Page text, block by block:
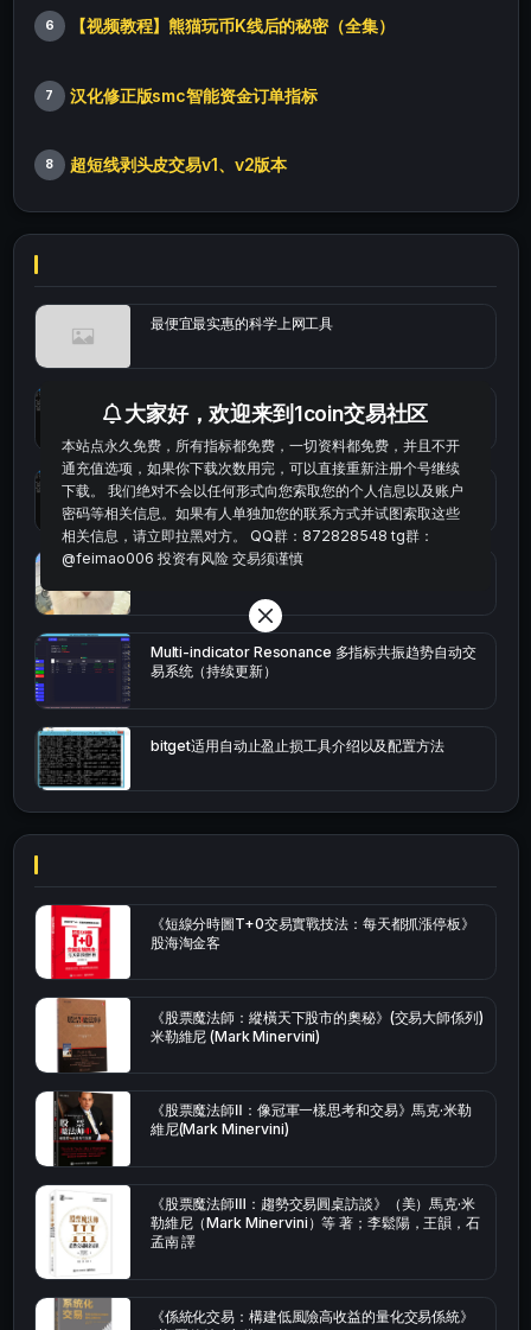
6 【视频教程】熊猫玩币K线后的秘密（全集）
7 汉化修正版smc智能资金订单指标
8 超短线剥头皮交易v1、v2版本
最便宜最实惠的科学上网工具
统计涨跌幅的python代码
okx的短线量化的免费版本
bybit安卓端
Multi-indicator Resonance 多指标共振趋势自动交
易系统（持续更新）
bitget适用自动止盈止损工具介绍以及配置方法
《短線分時圖T+0交易實戰技法：每天都抓漲停板》
股海淘金客
《股票魔法師：縱橫天下股市的奧秘》(交易大師係列)
米勒維尼 (Mark Minervini)
《股票魔法師Ⅱ：像冠軍一樣思考和交易》馬克·米勒
維尼(Mark Minervini)
《股票魔法師Ⅲ：趨勢交易圓桌訪談》（美）馬克·米
勒維尼（Mark Minervini）等 著；李鬆陽，王韻，石
孟南 譯
《係統化交易：構建低風險高收益的量化交易係統》
大家好，欢迎来到1coin交易社区
本站点永久免费，所有指标都免费，一切资料都免费，并且不开
通充值选项，如果你下载次数用完，可以直接重新注册个号继续
下载。 我们绝对不会以任何形式向您索取您的个人信息以及账户
密码等相关信息。如果有人单独加您的联系方式并试图索取这些
相关信息，请立即拉黑对方。 QQ群：872828548 tg群：
@feimao006 投资有风险 交易须谨慎